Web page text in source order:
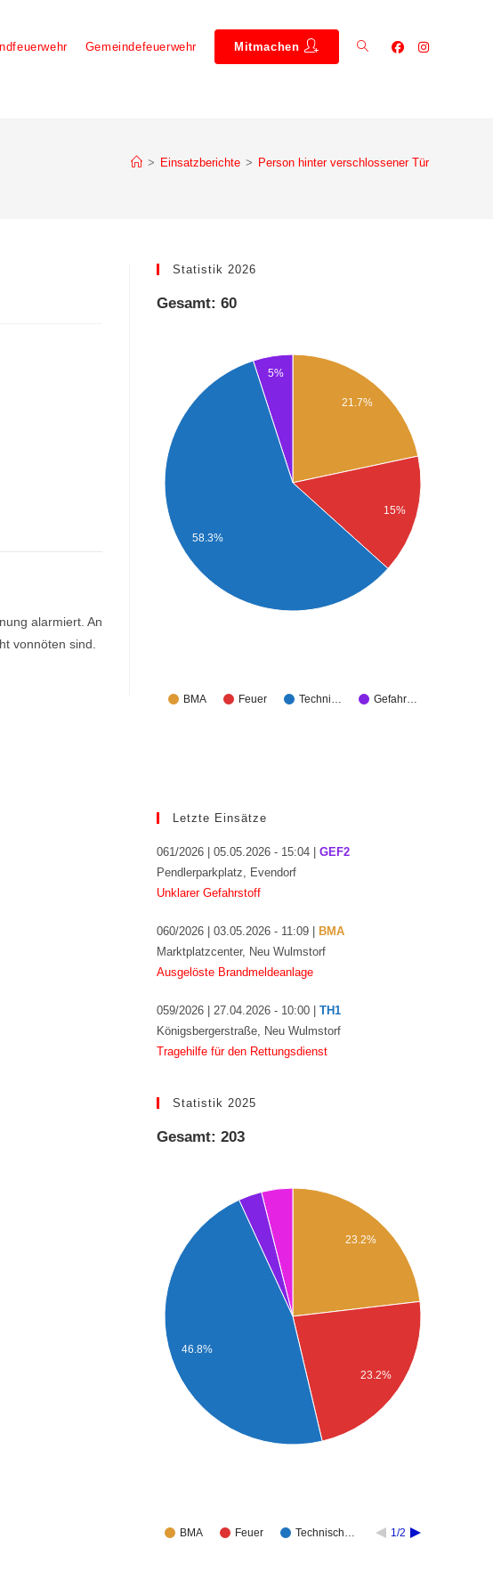
Gemeindefeuerwehr Mitmachen
> Einsatzberichte > Person hinter verschlossener Tür
alarmiert. An
vonnöten sind.
Statistik 2026
Gesamt: 60
BMA Feuer Techni… Gefahr…
21.7%
15%
5%
58.3%
Letzte Einsätze
061/2026 | 05.05.2026 - 15:04 | GEF2
Pendlerparkplatz, Evendorf
Unklarer Gefahrstoff
060/2026 | 03.05.2026 - 11:09 |
BMA
Marktplatzcenter, Neu Wulmstorf
Ausgelöste Brandmeldeanlage
059/2026 | 27.04.2026 - 10:00 | TH1
Königsbergerstraße, Neu Wulmstorf
Tragehilfe für den Rettungsdienst
Statistik 2025
Gesamt: 203
BMA Feuer Technisch… 1/2
23.2%
23.2%
46.8%